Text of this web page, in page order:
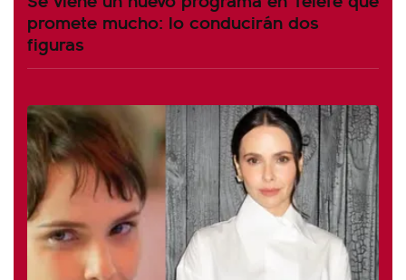
promete mucho: lo conducirán dos
figuras